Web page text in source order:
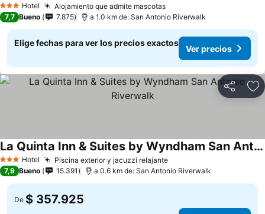
3 Estrellas
Hotel Alojamiento que admite mascotas
7,7 Bueno 7.875 a 1.0 km de: San Antonio Riverwalk
Elige fechas para ver los precios exactos
Ver precios
Compartir
3 Estrellas
Hotel Piscina exterior y jacuzzi relajante
La Quinta Inn & Suites by Wyndham San Antonio Riverwalk
7,9 Bueno 15.391 a 0.6 km de: San Antonio Riverwalk
De $ 357.925